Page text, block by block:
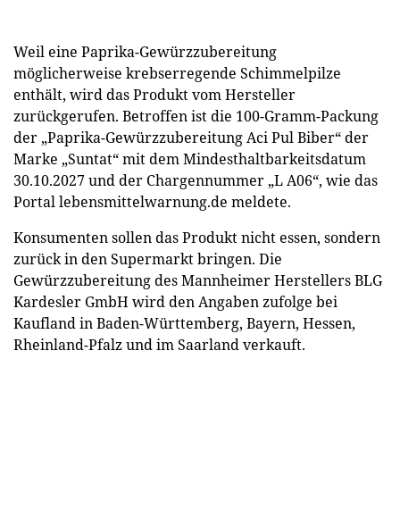
Weil eine Paprika-Gewürzzubereitung
möglicherweise krebserregende Schimmelpilze
enthält, wird das Produkt vom Hersteller
zurückgerufen. Betroffen ist die 100-Gramm-Packung
der „Paprika-Gewürzzubereitung Aci Pul Biber“ der
Marke „Suntat“ mit dem Mindesthaltbarkeitsdatum
30.10.2027 und der Chargennummer „L A06“, wie das
Portal lebensmittelwarnung.de meldete.
Konsumenten sollen das Produkt nicht essen, sondern
zurück in den Supermarkt bringen. Die
Gewürzzubereitung des Mannheimer Herstellers BLG
Kardesler GmbH wird den Angaben zufolge bei
Kaufland in Baden-Württemberg, Bayern, Hessen,
Rheinland-Pfalz und im Saarland verkauft.